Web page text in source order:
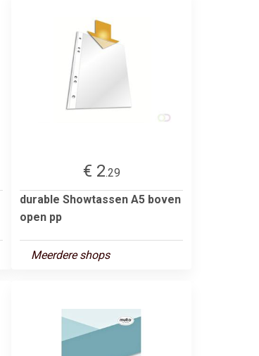
€ 2.29
durable Showtassen A5 boven
open pp
Meerdere shops